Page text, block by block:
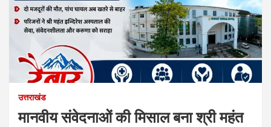
उत्तराखंड
मानवीय संवेदनाओं की मिसाल बना श्री महंत